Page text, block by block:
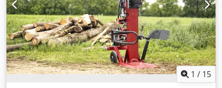
Regelmæssig service – klar til brug med det samme!
Tilstand: Teknisk og optisk velholdt Klar til brug uden
behov for vedligeholdelse.
1 / 15